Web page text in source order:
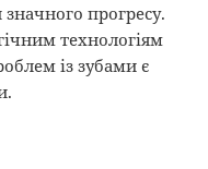
значного прогресу.
технологіям
із зубами є
стоматологічних